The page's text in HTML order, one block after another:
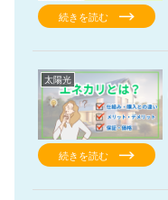
続きを読む
太陽光
続きを読む